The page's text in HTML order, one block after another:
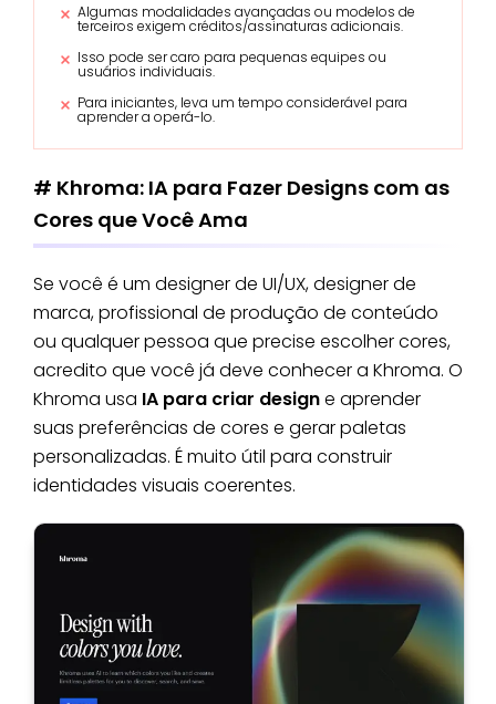
Algumas modalidades avançadas ou modelos de
terceiros exigem créditos/assinaturas adicionais.
Isso pode ser caro para pequenas equipes ou
usuários individuais.
Para iniciantes, leva um tempo considerável para
aprender a operá-lo.
# Khroma: IA para Fazer Designs com as
Cores que Você Ama
Se você é um designer de UI/UX, designer de
marca, profissional de produção de conteúdo
ou qualquer pessoa que precise escolher cores,
acredito que você já deve conhecer a Khroma. O
Khroma usa IA para criar designe aprender
suas preferências de cores e gerar paletas
personalizadas. É muito útil para construir
identidades visuais coerentes.